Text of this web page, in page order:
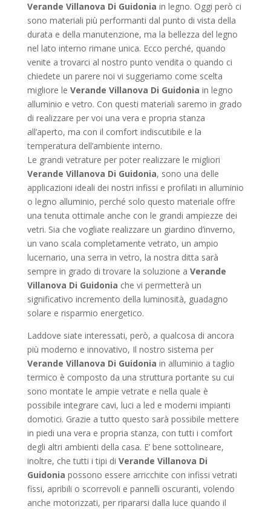
Verande Villanova Di Guidonia in legno. Oggi però ci
sono materiali più performanti dal punto di vista della
durata e della manutenzione, ma la bellezza del legno
nel lato interno rimane unica. Ecco perché, quando
venite a trovarci al nostro punto vendita o quando ci
chiedete un parere noi vi suggeriamo come scelta
migliore le Verande Villanova Di Guidonia in legno
alluminio e vetro. Con questi materiali saremo in grado
di realizzare per voi una vera e propria stanza
all’aperto, ma con il comfort indiscutibile e la
temperatura dell’ambiente interno.
Le grandi vetrature per poter realizzare le migliori
Verande Villanova Di Guidonia, sono una delle
applicazioni ideali dei nostri infissi e profilati in alluminio
o legno alluminio, perché solo questo materiale offre
una tenuta ottimale anche con le grandi ampiezze dei
vetri. Sia che vogliate realizzare un giardino d’inverno,
un vano scala completamente vetrato, un ampio
lucernario, una serra in vetro, la nostra ditta sarà
sempre in grado di trovare la soluzione a Verande
Villanova Di Guidonia che vi permetterà un
significativo incremento della luminosità, guadagno
solare e risparmio energetico.
Laddove siate interessati, però, a qualcosa di ancora
più moderno e innovativo, Il nostro sistema per
Verande Villanova Di Guidonia in alluminio a taglio
termico è composto da una struttura portante su cui
sono montate le ampie vetrate e nella quale è
possibile integrare cavi, luci a led e moderni impianti
domotici. Grazie a tutto questo sarà possibile mettere
in piedi una vera e propria stanza, con tutti i comfort
degli altri ambienti della casa. E’ bene sottolineare,
inoltre, che tutti i tipi di Verande Villanova Di
Guidonia possono essere arricchite con infissi vetrati
fissi, apribili o scorrevoli e pannelli oscuranti, volendo
anche motorizzati, per ripararsi dalla luce quando il